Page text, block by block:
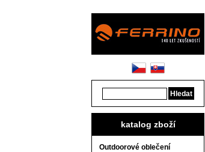
katalog zboží
Outdoorové oblečení